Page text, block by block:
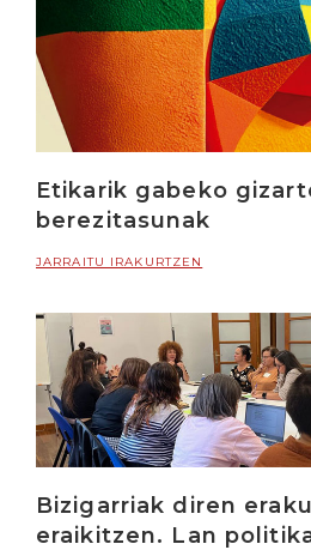
Etikarik gabeko
berezitasunak
JARRAITU IRAKURTZEN
Bizigarriak diren
eraikitzen. Lan